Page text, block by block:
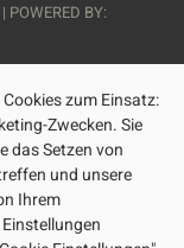
BY:
zum Einsatz:
Zwecken. Sie
das Setzen von
und unsere
Ihrem